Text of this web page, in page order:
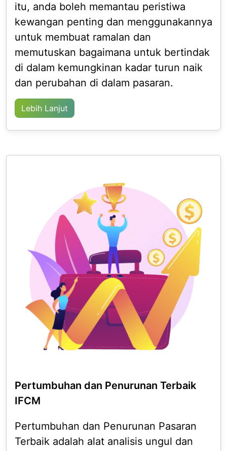
itu, anda boleh memantau peristiwa
kewangan penting dan menggunakannya
untuk membuat ramalan dan
memutuskan bagaimana untuk bertindak
di dalam kemungkinan kadar turun naik
dan perubahan di dalam pasaran.
Lebih Lanjut
Pertumbuhan dan Penurunan Terbaik
IFCM
Pertumbuhan dan Penurunan Pasaran
Terbaik adalah alat analisis ungul dan